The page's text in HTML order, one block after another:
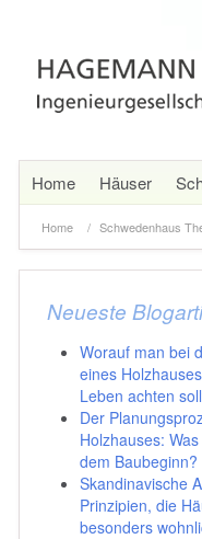
Home Häuser
Home Schwedenhaus
Neueste
Worauf man bei
eines
Leben achten
Der
Holzhauses:
dem Baubeginn?
Skandinavische
Prinzipien, die
besonders